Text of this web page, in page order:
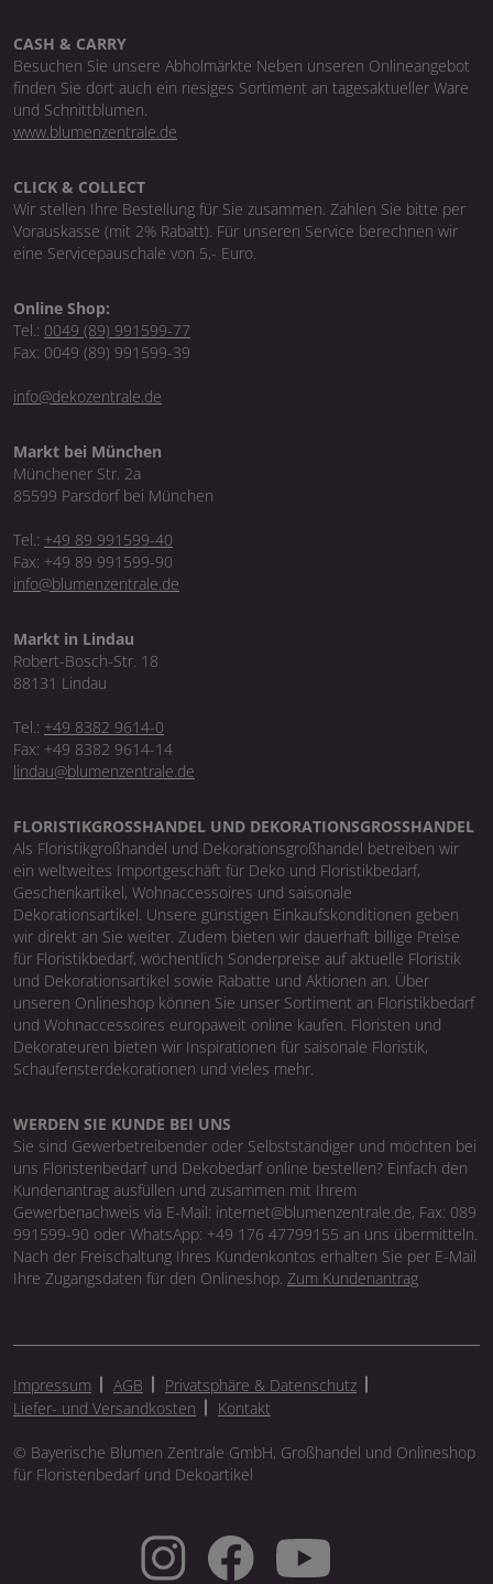
CASH & CARRY
Besuchen Sie unsere Abholmärkte Neben unseren Onlineangebot
finden Sie dort auch ein riesiges Sortiment an tagesaktueller Ware
und Schnittblumen.
www.blumenzentrale.de
CLICK & COLLECT
Wir stellen Ihre Bestellung für Sie zusammen. Zahlen Sie bitte per
Vorauskasse (mit 2% Rabatt). Für unseren Service berechnen wir
eine Servicepauschale von 5,- Euro.
Online Shop:
Tel.: 0049 (89) 991599-77
Fax: 0049 (89) 991599-39
info@dekozentrale.de
Markt bei München
Münchener Str. 2a
85599 Parsdorf bei München
Tel.: +49 89 991599-40
Fax: +49 89 991599-90
info@blumenzentrale.de
Markt in Lindau
Robert-Bosch-Str. 18
88131 Lindau
Tel.: +49 8382 9614-0
Fax: +49 8382 9614-14
lindau@blumenzentrale.de
FLORISTIKGROSSHANDEL UND DEKORATIONSGROSSHANDEL
Als Floristikgroßhandel und Dekorationsgroßhandel betreiben wir
ein weltweites Importgeschäft für Deko und Floristikbedarf,
Geschenkartikel, Wohnaccessoires und saisonale
Dekorationsartikel. Unsere günstigen Einkaufskonditionen geben
wir direkt an Sie weiter. Zudem bieten wir dauerhaft billige Preise
für Floristikbedarf, wöchentlich Sonderpreise auf aktuelle Floristik
und Dekorationsartikel sowie Rabatte und Aktionen an. Über
unseren Onlineshop können Sie unser Sortiment an Floristikbedarf
und Wohnaccessoires europaweit online kaufen. Floristen und
Dekorateuren bieten wir Inspirationen für saisonale Floristik,
Schaufensterdekorationen und vieles mehr.
WERDEN SIE KUNDE BEI UNS
Sie sind Gewerbetreibender oder Selbstständiger und möchten bei
uns Floristenbedarf und Dekobedarf online bestellen? Einfach den
Kundenantrag ausfüllen und zusammen mit Ihrem
Gewerbenachweis via E-Mail: internet@blumenzentrale.de, Fax: 089
991599-90 oder WhatsApp: +49 176 47799155 an uns übermitteln.
Nach der Freischaltung Ihres Kundenkontos erhalten Sie per E-Mail
Ihre Zugangsdaten für den Onlineshop. Zum Kundenantrag
Impressum AGB
Privatsphäre & Datenschutz
Liefer- und Versandkosten
Kontakt
© Bayerische Blumen Zentrale GmbH, Großhandel und Onlineshop
für Floristenbedarf und Dekoartikel